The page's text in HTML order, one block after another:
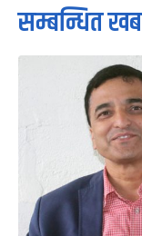
सम्बन्धित